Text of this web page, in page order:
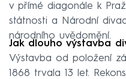
v přímé diagonále k
státnosti a Národní
národního uvědomění.
Jak dlouho výstavba
Výstavba od položení
1868 trvala 13 let.